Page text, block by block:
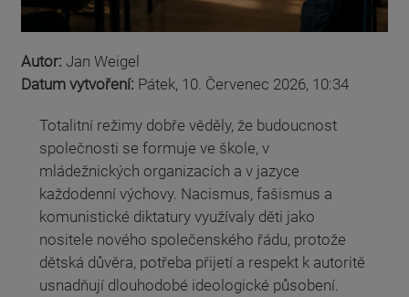
Autor: Jan Weigel
Datum vytvoření: Pátek, 10. Červenec 2026, 10:34
Totalitní režimy dobře věděly, že budoucnost
společnosti se formuje ve škole, v
mládežnických organizacích a v jazyce
každodenní výchovy. Nacismus, fašismus a
komunistické diktatury využívaly děti jako
nositele nového společenského řádu, protože
dětská důvěra, potřeba přijetí a respekt k autoritě
usnadňují dlouhodobé ideologické působení.